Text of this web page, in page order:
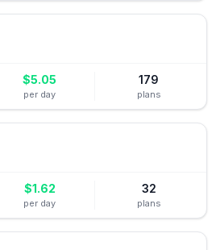
$5.05
per day
179
plans
$1.62
per day
32
plans